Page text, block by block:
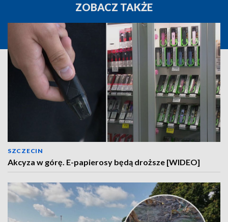
ZOBACZ TAKŻE
SZCZECIN
Akcyza w górę. E-papierosy będą droższe [WIDEO]